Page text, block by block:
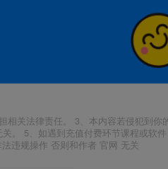
相关法律责任。 3、本内容若侵犯到你
。 5、如遇到充值付费环节课程或软
违规操作 否则和作者 官网 无关